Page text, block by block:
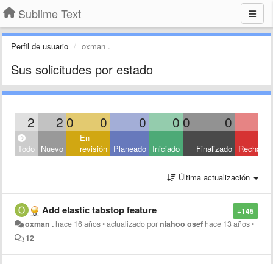
Sublime Text
Perfil de usuario oxman .
Sus solicitudes por estado
2 2 0 0 0 0 0 0
Todo Nuevo
En
revisión Planeado Iniciado Finalizado
Última actualización
+145
Add elastic tabstop feature
oxman . hace 16 años•actualizado porniahoo osef hace 13 años•
12